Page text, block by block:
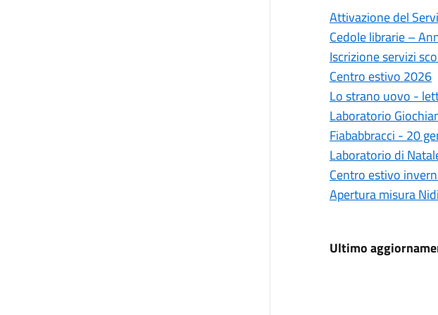
Attivazione del
Cedole librarie –
Iscrizione servizi
Centro estivo 2026
Lo strano uovo -
Laboratorio
Fiababbracci - 20
Laboratorio di
Centro estivo
Apertura misura
Ultimo